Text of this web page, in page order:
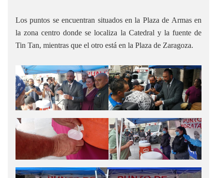
Los puntos se encuentran situados en la Plaza de Armas en
la zona centro donde se localiza la Catedral y la fuente de
Tin Tan, mientras que el otro está en la Plaza de Zaragoza.